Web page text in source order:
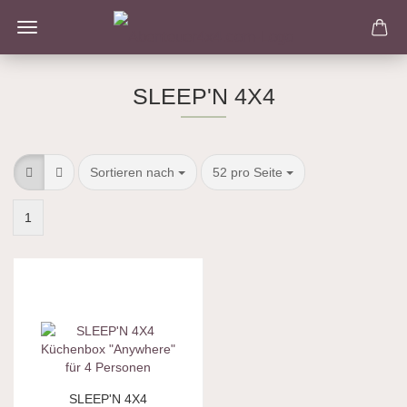
SLEEP'N 4X4
Sortieren nach
Sortieren nach 52 pro Seite
pro Seite
1
SLEEP'N 4X4